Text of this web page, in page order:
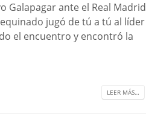
Galapagar ante el Real Madrid
jugó de tú a tú al líder
el encuentro y encontró la
LEER MÁS…